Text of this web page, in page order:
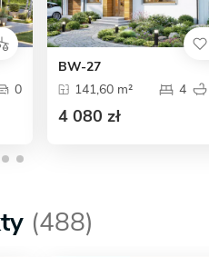
0
BW-27
141,60 m²
4
4 080 zł
(488)